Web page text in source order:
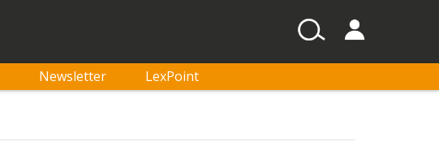
Newsletter LexPoint